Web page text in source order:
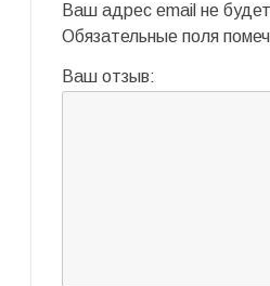
Ваш адрес email не
Обязательные поля
Ваш отзыв: